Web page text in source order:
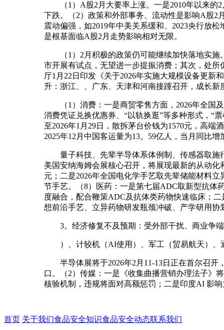
（1）A股2月大要率上涨。一是2010年以来的2
下跌。（2）政策和外部事务、流动性是影响A股2
震动偏强，如2019年中美关系缓和、2023央行放
是根基面临A股2月走势影响相对无限。
（1）2月积极的政策仍可能继续加快落地实施
市开展有试点，无望进一步提振消费；其次，处
厅1月22日印发《关于2026年实施大规模设备更新
升：浙江、、广东、天津和河南接踵召开，成长新
（1）消费：一是商贸零售方面，2026年全国及
消费凭证兑换优惠券、“以轨换逛”等多种形式，“
至2026年1月29日，散拆茅台价钱为1570元，高
2025年12月中国客运量为13。59亿人，当月同比
量子科技、先辈半导体系体例制、传感器取施行
美国安纳海姆会展核心召开，将展现最新的从动化
元；二是2026年全国电化学手艺取先辈储能材料
节手艺。（8）医药：一是第七届ADC取新型抗体
度融合，配合鞭策ADC及抗体类药物快速临床；
想前沿手艺、立异药物研发瓶颈冲破、产学研用协
3。经济修复不及预期：受外部干扰、商业争端
）、计较机（AI使用）、军工（贸易航天）、
半导体展将于2026年2月11-13日正在首尔召开
口。（2）传媒：一是《收集曲播营销办理法子》
核验机制，违规将面对高额惩罚；二是印度AI 影
首页 关于我们食品安全知识食品安全动态联系我们